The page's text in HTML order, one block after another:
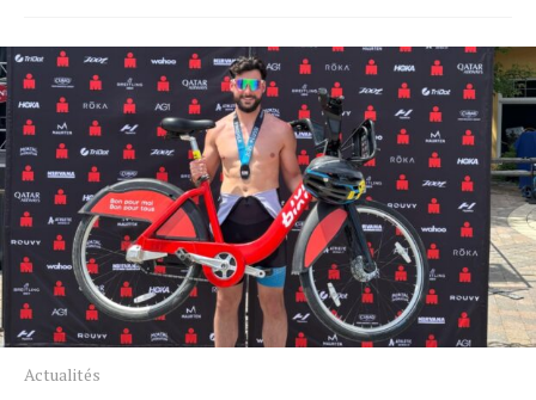
Actualités
Tendances
Tous nos articles
À propos